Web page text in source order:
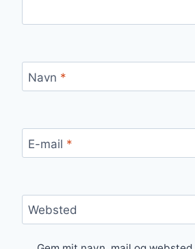
Navn *
E-mail *
Websted